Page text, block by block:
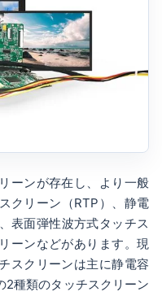
ーンが存在し、より一般
クリーン（RTP）、静電
表面弾性波方式タッチス
ーンなどがあります。現
スクリーンは主に静電容
2種類のタッチスクリーン